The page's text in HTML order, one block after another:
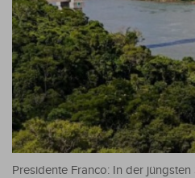
Presidente Franco: In der